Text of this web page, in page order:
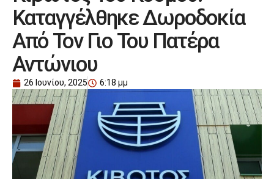
Καταγγέλθηκε Δωροδοκία
Από Τον Γιο Του Πατέρα
Αντώνιου
26 Ιουνίου, 2025 6:18 μμ